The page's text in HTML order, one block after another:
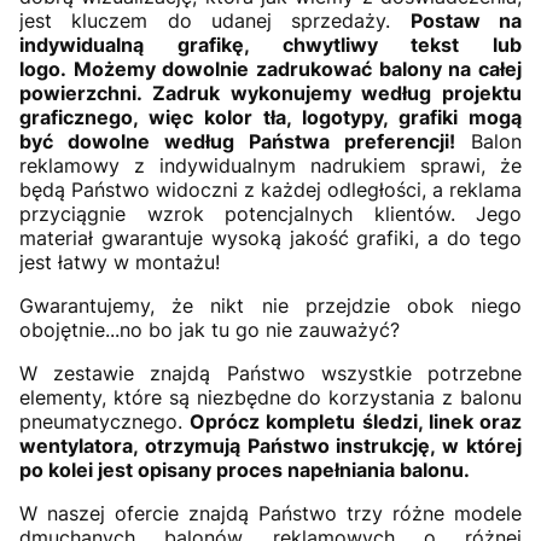
jest kluczem do udanej sprzedaży. Postaw na
indywidualną grafikę, chwytliwy tekst lub
logo. Możemy dowolnie zadrukować balony na całej
powierzchni. Zadruk wykonujemy według projektu
graficznego, więc kolor tła, logotypy, grafiki mogą
być dowolne według Państwa preferencji! Balon
reklamowy z indywidualnym nadrukiem sprawi, że
będą Państwo widoczni z każdej odległości, a reklama
przyciągnie wzrok potencjalnych klientów. Jego
materiał gwarantuje wysoką jakość grafiki, a do tego
jest łatwy w montażu!
Gwarantujemy, że nikt nie przejdzie obok niego
obojętnie...no bo jak tu go nie zauważyć?
W zestawie znajdą Państwo wszystkie potrzebne
elementy, które są niezbędne do korzystania z balonu
pneumatycznego.Oprócz kompletu śledzi, linek oraz
wentylatora, otrzymują Państwo instrukcję, w której
po kolei jest opisany proces napełniania balonu.
W naszej ofercie znajdą Państwo trzy różne modele